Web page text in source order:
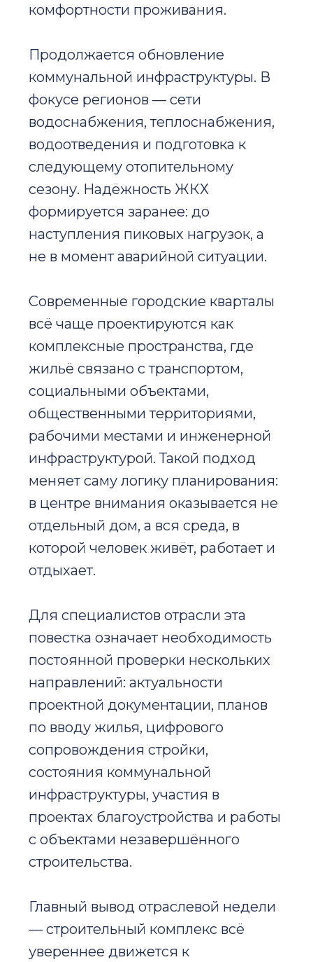
комфортности проживания.
Продолжается обновление
коммунальной инфраструктуры. В
фокусе регионов — сети
водоснабжения, теплоснабжения,
водоотведения и подготовка к
следующему отопительному
сезону. Надёжность ЖКХ
формируется заранее: до
наступления пиковых нагрузок, а
не в момент аварийной ситуации.
Современные городские кварталы
всё чаще проектируются как
комплексные пространства, где
жильё связано с транспортом,
социальными объектами,
общественными территориями,
рабочими местами и инженерной
инфраструктурой. Такой подход
меняет саму логику планирования:
в центре внимания оказывается не
отдельный дом, а вся среда, в
которой человек живёт, работает и
отдыхает.
Для специалистов отрасли эта
повестка означает необходимость
постоянной проверки нескольких
направлений: актуальности
проектной документации, планов
по вводу жилья, цифрового
сопровождения стройки,
состояния коммунальной
инфраструктуры, участия в
проектах благоустройства и работы
с объектами незавершённого
строительства.
Главный вывод отраслевой недели
— строительный комплекс всё
увереннее движется к